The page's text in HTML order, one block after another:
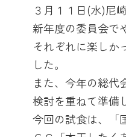
３月１１日(水)尼
新年度の委員会で
それぞれに楽しか
した。
また、今年の総代
検討を重ねて準備
今回の試食は、「